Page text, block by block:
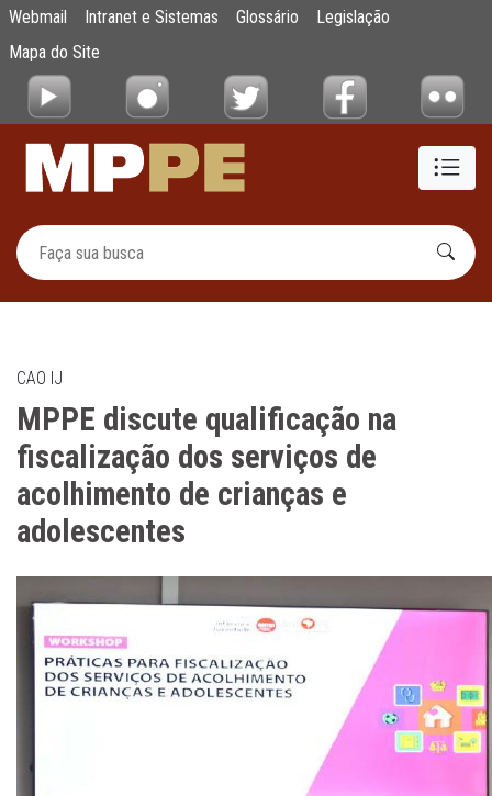
Pular para o Conteúdo principal
MPPE discute qualificação na fiscalização
Webmail Intranet e Sistemas Glossário
Legislação
Mapa do Site
CAO IJ
MPPE discute qualificação na
fiscalização dos serviços de
acolhimento de crianças e
adolescentes